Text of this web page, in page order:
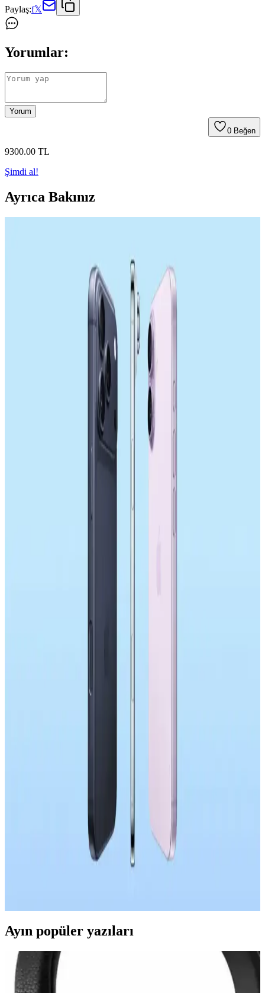
Paylaş:f𝕏
Yorumlar:
Yorum
0 Beğen
9300.00 TL
Şimdi al!
Ayrıca Bakınız
Samsung, üç hücreli toplam 18,000 mAh kapasiteli silikon pil
teknolojisiyle akıllı telefonlarda pil ömrünü artırmayı hedefliyor.
Ancak kalınlık ve ısı yönetimi gibi teknik zorluklar bulunuyor.
Samsung Galaxy S26 Ultra Batarya Kapasitesi ve
Enerji Verimliliği Üzerine Detaylı İnceleme
Samsung Galaxy S26 Ultra'nın 5000 mAh batarya kapaseti, enerji
verimliliği ve donanım optimizasyonları sayesinde tatmin edici
kullanım süresi sunuyor. Uluslararası düzenlemeler ve tasarım
kısıtlamaları batarya kapasitesini sınırlıyor.
Sony'nin Akıllı Telefon Pazarındaki Konumu ve
ABD Pazarındaki Rekabet Dinamikleri
Sony, yüksek fiyat ve yetersiz yazılım desteği nedeniyle akıllı
telefon pazarında gerilerken, ABD'de Samsung ve Apple hakimiyeti
DRAM Kıtlığı ve Apple'ın Akıllı Telefon
Piyasasındaki Fiyatlandırma Stratejileri
DRAM kıtlığı, akıllı telefon fiyatlarında artışa yol açıyor. Apple,
donanımda bazı iyileştirmeler var. Ancak kullanıcılar, tasarımın
durağanlığından ve yenilik eksikliğinden dolayı yükseltme
Samsung Galaxy S26 serisi, işlemci güncellemeleri ve ekran
OnePlus 15T, 7.500mAh bataryası ve yazılım optimizasyonuyla
uzun pil ömrü sunuyor. Kompakt tasarımı ve güçlü bataryası
sayesinde kullanıcılar şarj süresini uzatabiliyor.
Apple'ın Çin Akıllı Telefon Pazarındaki Başarısı ve
Rekabet Dinamikleri Üzerine Analiz
Ayın popüler yazıları